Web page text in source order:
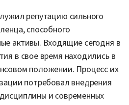
репутацию сильного
способного
активы. Входящие сегодня в
в свое время находились в
положении. Процесс их
потребовал внедрения
и современных